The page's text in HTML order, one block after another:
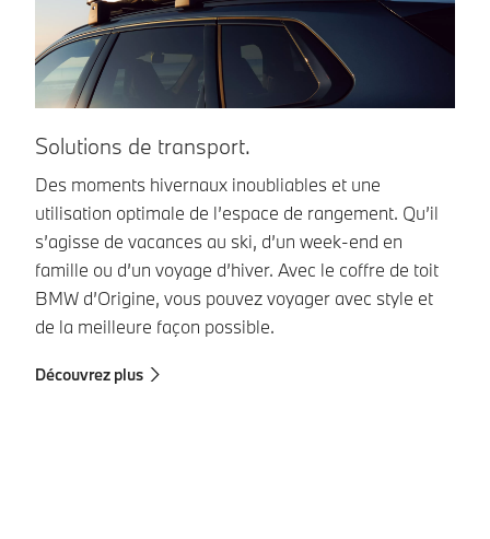
Solutions de transport.
Des moments hivernaux inoubliables et une
utilisation optimale de l’espace de rangement. Qu’il
s’agisse de vacances au ski, d’un week-end en
famille ou d’un voyage d’hiver. Avec le coffre de toit
BMW d’Origine, vous pouvez voyager avec style et
de la meilleure façon possible.
Découvrez plus